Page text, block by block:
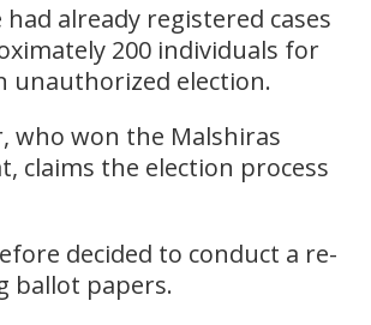
had already registered cases
200 individuals for
unauthorized election.
who won the Malshiras
claims the election process
decided to conduct a re-
ballot papers.